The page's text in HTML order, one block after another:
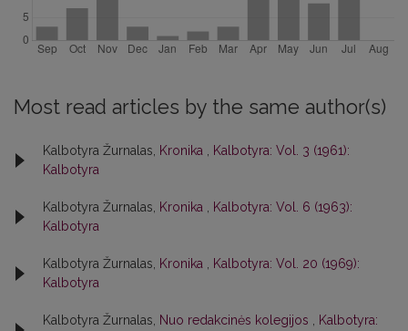
Most read articles by the same author(s)
Kalbotyra Žurnalas, Kronika
Kalbotyra: Vol. 3 (1961):
Kalbotyra
Kalbotyra Žurnalas, Kronika
Kalbotyra: Vol. 6 (1963):
Kalbotyra
Kalbotyra Žurnalas, Kronika
Kalbotyra: Vol. 20 (1969):
Kalbotyra
Kalbotyra Žurnalas, Nuo redakcinės kolegijos
Kalbotyra: